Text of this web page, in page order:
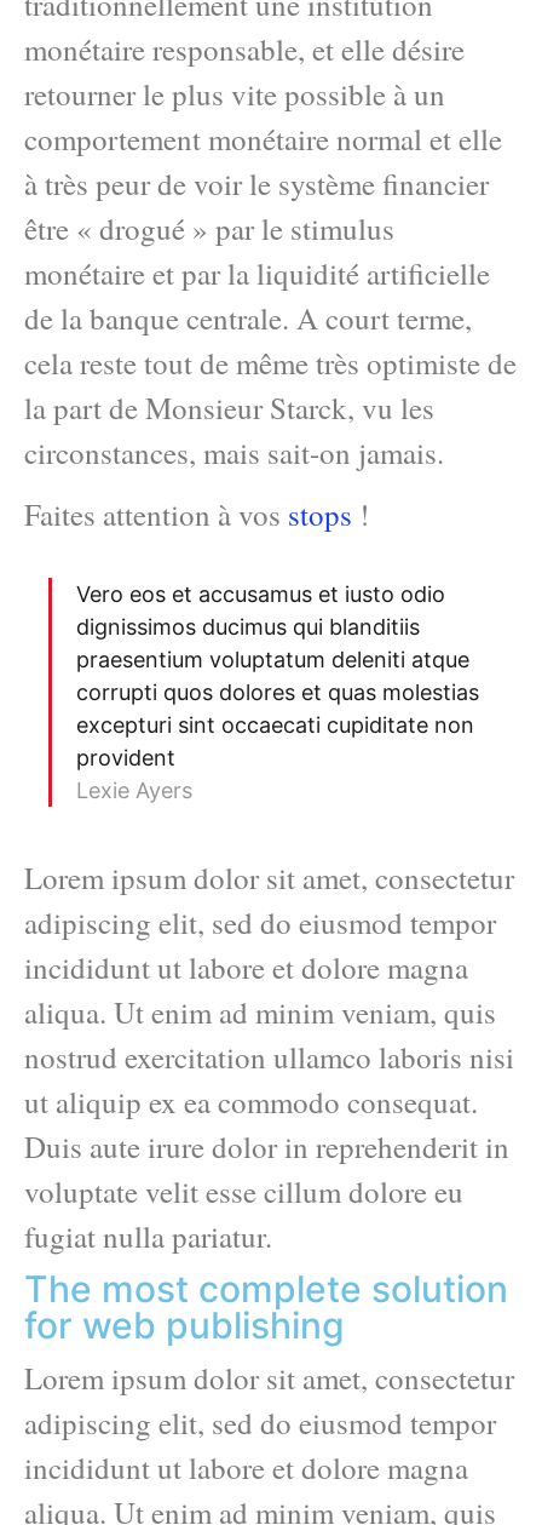
monétaire responsable, et elle désire
retourner le plus vite possible à un
comportement monétaire normal et elle
à très peur de voir le système financier
être « drogué » par le stimulus
monétaire et par la liquidité artificielle
de la banque centrale. A court terme,
cela reste tout de même très optimiste de
la part de Monsieur Starck, vu les
circonstances, mais sait-on jamais.
Faites attention à vos stops !
Vero eos et accusamus et iusto odio
dignissimos ducimus qui blanditiis
praesentium voluptatum deleniti atque
corrupti quos dolores et quas molestias
excepturi sint occaecati cupiditate non
provident
Lexie Ayers
Lorem ipsum dolor sit amet, consectetur
adipiscing elit, sed do eiusmod tempor
incididunt ut labore et dolore magna
aliqua. Ut enim ad minim veniam, quis
nostrud exercitation ullamco laboris nisi
ut aliquip ex ea commodo consequat.
Duis aute irure dolor in reprehenderit in
voluptate velit esse cillum dolore eu
fugiat nulla pariatur.
The most complete solution
for web publishing
Lorem ipsum dolor sit amet, consectetur
adipiscing elit, sed do eiusmod tempor
incididunt ut labore et dolore magna
aliqua. Ut enim ad minim veniam, quis